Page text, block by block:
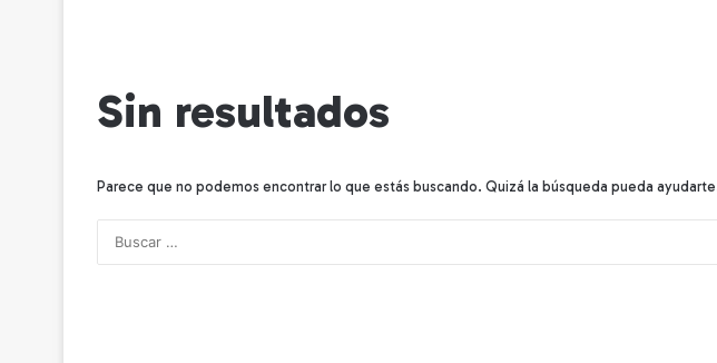
Sin resultados
Parece que no podemos encontrar lo que estás buscando. Quizá la búsqueda pueda